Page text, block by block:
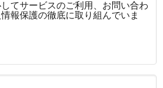
てサービスのご利用、お問い合わ
報保護の徹底に取り組んでいま